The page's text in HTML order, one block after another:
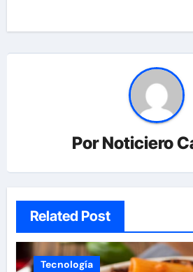
PorNoticiero
Related Post
Tecnología